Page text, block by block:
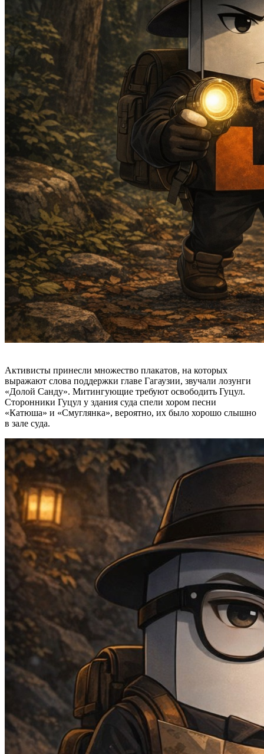
Активисты принесли множество плакатов, на которых
выражают слова поддержки главе Гагаузии, звучали лозунги
«Долой Санду». Митингующие требуют освободить Гуцул.
Сторонники Гуцул у здания суда спели хором песни
«Катюша» и «Смуглянка», вероятно, их было хорошо слышно
в зале суда.